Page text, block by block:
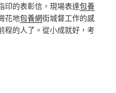
印的表彰信，現場表達包養
花地包養網街城督工作的感
程的人了。從小成就好，考